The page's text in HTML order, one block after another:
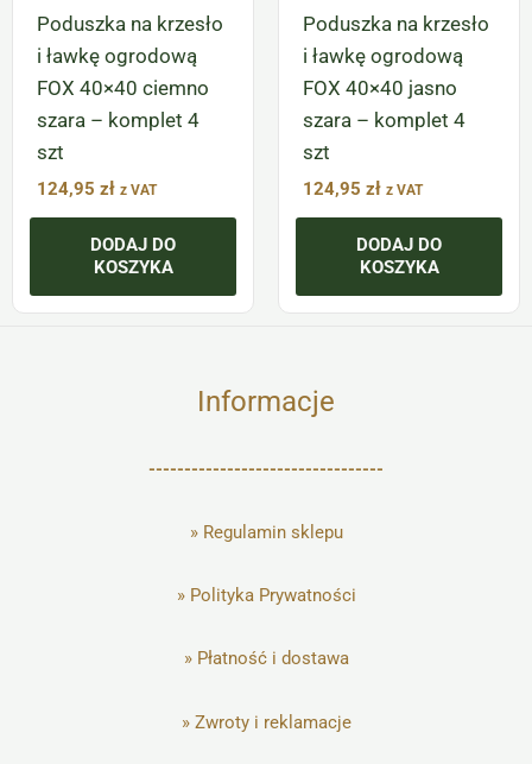
Poduszka na krzesło
i ławkę ogrodową
FOX 40×40 ciemno
szara – komplet 4
szt
124,95 zł z VAT
DODAJ DO
KOSZYKA
Poduszka na krzesło
i ławkę ogrodową
FOX 40×40 jasno
szara – komplet 4
szt
124,95 zł z VAT
DODAJ DO
KOSZYKA
Informacje
---------------------------------
» Regulamin sklepu
» Polityka Prywatności
» Płatność i dostawa
» Zwroty i reklamacje